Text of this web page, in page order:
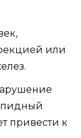
или
привести к